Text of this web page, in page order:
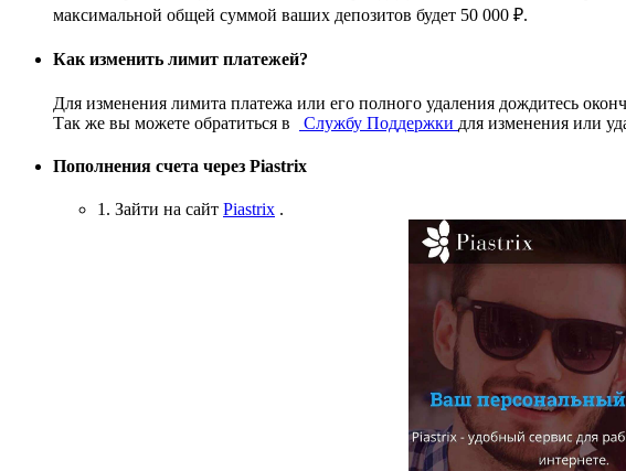
максимальной общей суммой ваших депозитов будет 50 000 ₽.
Как изменить лимит платежей?
Для изменения лимита платежа или его полного удаления дождитесь
Так же вы можете обратиться в
Службу Поддержки для изменения или
Пополнения счета через Piastrix
1. Зайти на сайт Piastrix .